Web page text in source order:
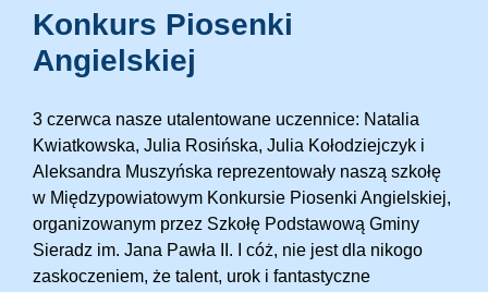
Konkurs Piosenki
Angielskiej
3 czerwca nasze utalentowane uczennice: Natalia
Kwiatkowska, Julia Rosińska, Julia Kołodziejczyk i
Aleksandra Muszyńska reprezentowały naszą szkołę
w Międzypowiatowym Konkursie Piosenki Angielskiej,
organizowanym przez Szkołę Podstawową Gminy
Sieradz im. Jana Pawła II. I cóż, nie jest dla nikogo
zaskoczeniem, że talent, urok i fantastyczne